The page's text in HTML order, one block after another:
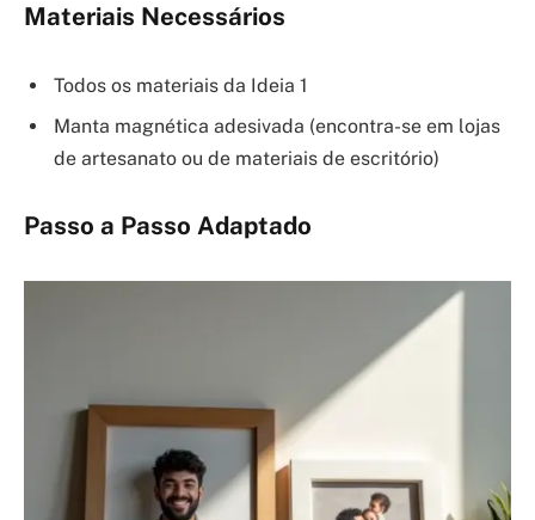
Materiais Necessários
Todos os materiais da Ideia 1
Manta magnética adesivada (encontra-se em lojas
de artesanato ou de materiais de escritório)
Passo a Passo Adaptado